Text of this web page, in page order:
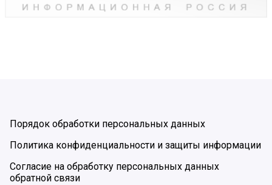
Порядок обработки персональных данных
Политика конфиденциальности и защиты информации
Согласие на обработку персональных данных
обратной связи